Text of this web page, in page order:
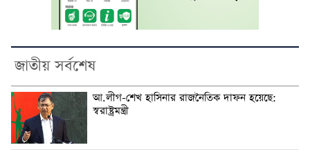
জাতীয় সর্বশেষ
আ.লীগ-শেখ হাসিনার রাজনৈতিক দাফন হয়েছে:
স্বরাষ্ট্রমন্ত্রী